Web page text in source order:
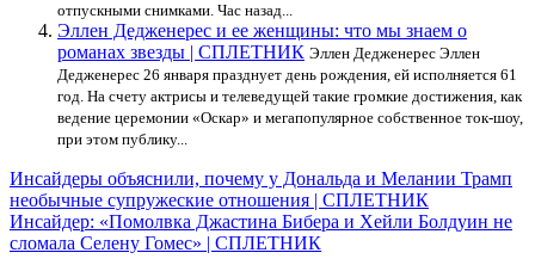
отпускными снимками. Час назад...
Эллен Дедженерес и ее женщины: что мы знаем о
романах звезды | СПЛЕТНИК Эллен Дедженерес Эллен
Дедженерес 26 января празднует день рождения, ей исполняется 61
год. На счету актрисы и телеведущей такие громкие достижения, как
ведение церемонии «Оскар» и мегапопулярное собственное ток-шоу,
при этом публику...
Навигация
по
записям
Инсайдеры объяснили, почему у Дональда и Мелании Трамп
необычные супружеские отношения | СПЛЕТНИК
Инсайдер: «Помолвка Джастина Бибера и Хейли Болдуин не
сломала Селену Гомес» | СПЛЕТНИК